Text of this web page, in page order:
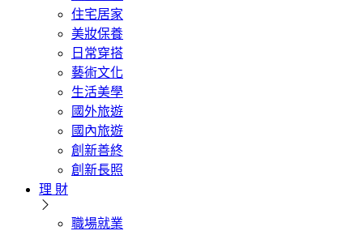
住宅居家
美妝保養
日常穿搭
藝術文化
生活美學
國外旅遊
國內旅遊
創新善終
創新長照
理 財
職場就業